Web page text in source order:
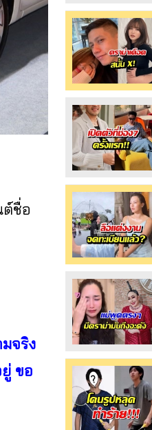
ชื่อ
จริง
ขอ